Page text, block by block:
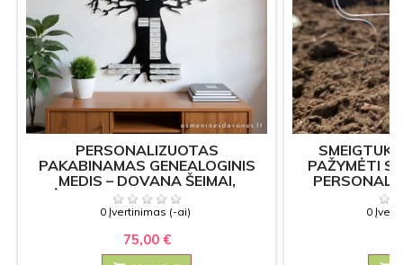
PERSONALIZUOTAS
PAKABINAMAS GENEALOGINIS
MEDIS – DOVANA ŠEIMAI,
TĖVAMS IR JUBILIEJUI (80 X 55
CM)
0 Įvertinimas (-ai)
75,00 €
PAŽYMĖTI
0